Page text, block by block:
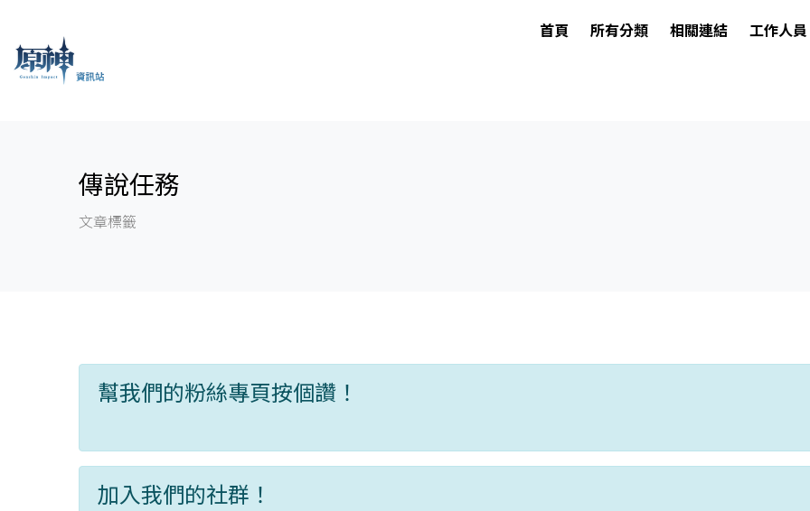
首頁 所有分類 相關連結 工作人員
傳說任務
文章標籤
幫我們的粉絲專頁按個讚！
加入我們的社群！